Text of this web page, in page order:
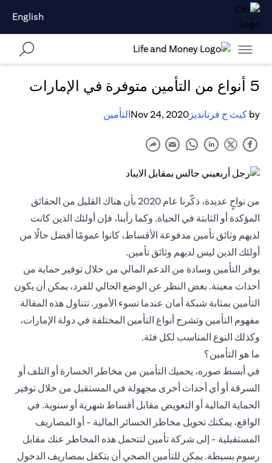
English
5 أنواع من التأمين متوفرة في الإمارات
by كيث ج فرنانديز Nov 24, 2020التأمين
من نواحٍ عديدة، ذكّرنا عام 2020 بأن هناك القليل من الحقائق
المؤكدة أو الثابتة في الحياة. وكما رأينا، فإن أولئك الذين كانت
لديهم وثائق تأمين مدفوعة الأقساط، كانوا عمومًا أفضل حالًا من
أولئك الذين ليس لديهم وثائق تأمين.
يوفر التأمين وسادة من الدعم المالي من خلال توفير حماية من
أحداث معينة. بغض النظر عن الوضع الحالي للفرد، يمكن أن يكون
التأمين بمثابة شبكة أمان عندما تسوء الأمور. تتناول هذه المقالة
مفهوم التأمين وتشرح أنواع التأمين المختلفة في دولة الإمارات،
وكذلك النوع المناسب لكل فئة.
ما هو التأمين؟
في أبسط صوره، يحميك التأمين من مخاطر الخسارة أو التلف أو
السرقة أو أي أحداث أخرى مجهولة في المستقبل من خلال توفير
الحماية المالية أو التعويض مقابل أقساط شهرية أو سنوية. في
الواقع، يمكنك تحويل مخاطر الخسائر المالية - أو المصاريف
المستقبلية - إلى شركة تأمين لتتحمل هذه المخاطر عنك مقابل
رسوم بسيطة. يمكن للتأمين الصحي أن يتكفل بمصاريف الدخول